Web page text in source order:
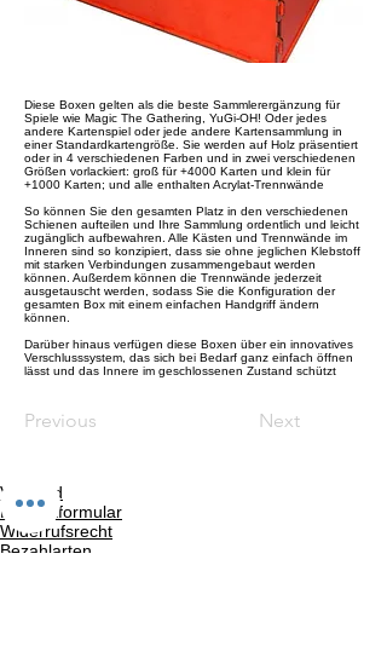
Diese Boxen gelten als die beste Sammlerergänzung für
Spiele wie Magic The Gathering, YuGi-OH! Oder jedes
andere Kartenspiel oder jede andere Kartensammlung in
einer Standardkartengröße. Sie werden auf Holz präsentiert
oder in 4 verschiedenen Farben und in zwei verschiedenen
Größen vorlackiert: groß für +4000 Karten und klein für
+1000 Karten; und alle enthalten Acrylat-Trennwände
So können Sie den gesamten Platz in den verschiedenen
Schienen aufteilen und Ihre Sammlung ordentlich und leicht
zugänglich aufbewahren. Alle Kästen und Trennwände im
Inneren sind so konzipiert, dass sie ohne jeglichen Klebstoff
mit starken Verbindungen zusammengebaut werden
können. Außerdem können die Trennwände jederzeit
ausgetauscht werden, sodass Sie die Konfiguration der
gesamten Box mit einem einfachen Handgriff ändern
können.
Darüber hinaus verfügen diese Boxen über ein innovatives
Verschlusssystem, das sich bei Bedarf ganz einfach öffnen
lässt und das Innere im geschlossenen Zustand schützt
Previous Next
Versand
Kontaktformular
Widerrufsrecht
Bezahlarten